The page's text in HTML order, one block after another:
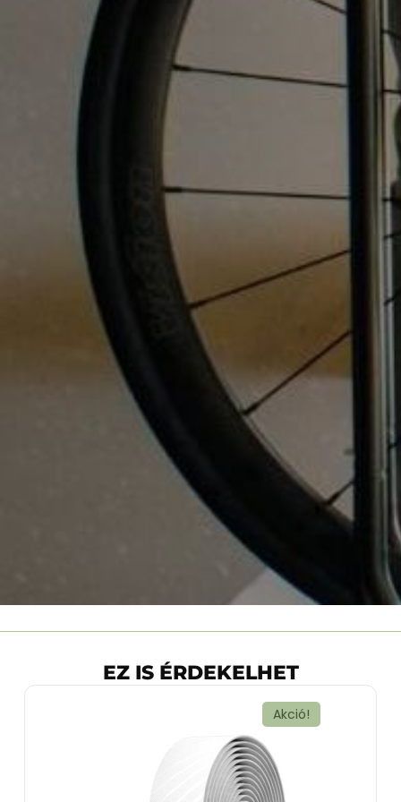
EZ IS ÉRDEKELHET
Akció!